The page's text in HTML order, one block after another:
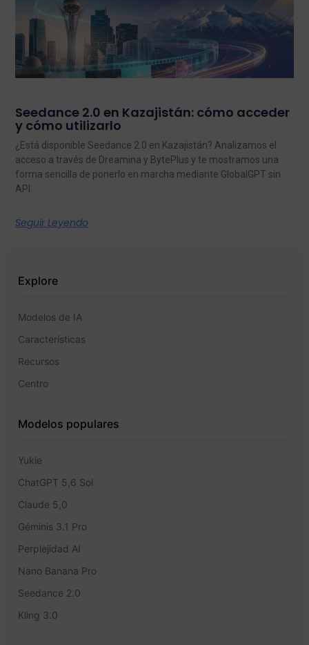
Seedance 2.0 en Kazajistán: cómo acceder
y cómo utilizarlo
¿Está disponible Seedance 2.0 en Kazajistán? Analizamos el
acceso a través de Dreamina y BytePlus y te mostramos una
forma sencilla de ponerlo en marcha mediante GlobalGPT sin
API.
Seguir Leyendo
Explore
Modelos de IA
Características
Recursos
Centro
Modelos populares
Yukie
ChatGPT 5,6 Sol
Claude 5,0
Géminis 3.1 Pro
Perplejidad AI
Nano Banana Pro
Seedance 2.0
Kling 3.0